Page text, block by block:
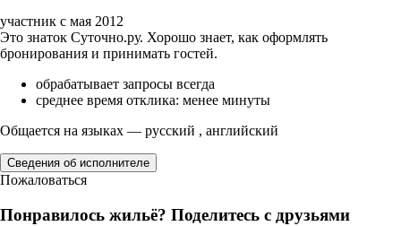
участник с мая 2012
Это знаток Суточно.ру. Хорошо знает, как оформлять
бронирования и принимать гостей.
обрабатывает запросы всегда
среднее время отклика: менее минуты
Общается на языках — русский , английский
Сведения об исполнителе
Пожаловаться
Понравилось жильё? Поделитесь с друзьями